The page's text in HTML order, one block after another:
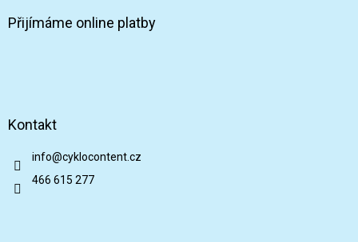
Přijímáme online platby
Kontakt
info@cyklocontent.cz
466 615 277